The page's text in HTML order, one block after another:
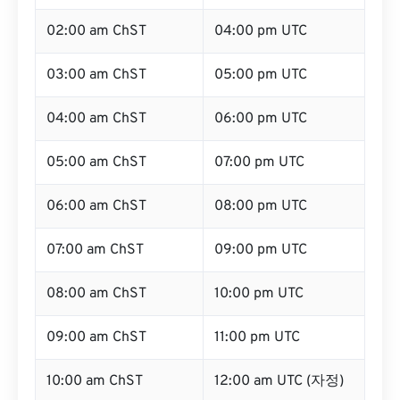
02:00 am ChST 04:00 pm UTC
03:00 am ChST 05:00 pm UTC
04:00 am ChST 06:00 pm UTC
05:00 am ChST 07:00 pm UTC
06:00 am ChST 08:00 pm UTC
07:00 am ChST 09:00 pm UTC
08:00 am ChST 10:00 pm UTC
09:00 am ChST 11:00 pm UTC
10:00 am ChST 12:00 am UTC (자정)